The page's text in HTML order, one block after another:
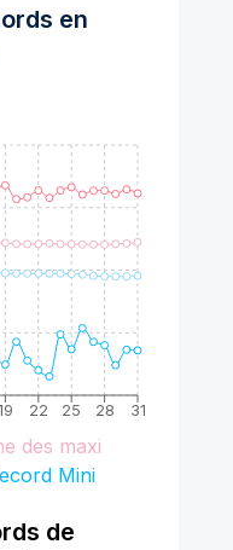
en
22 25 28 31
des maxi
Mini
de